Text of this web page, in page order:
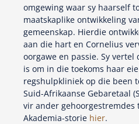
omgewing waar sy haarself
maatskaplike ontwikkeling
gemeenskap. Hierdie
aan die hart en Cornelius
oorgawe en passie. Sy
is om in die toekoms haar
regshulpkliniek op die been
Suid-Afrikaanse Gebaretaal
vir ander gehoorgestremdes
Akademia-storie hier.